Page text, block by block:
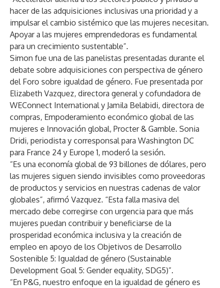
hacer de las adquisiciones inclusivas una prioridad y a
impulsar el cambio sistémico que las mujeres necesitan.
Apoyar a las mujeres emprendedoras es fundamental
para un crecimiento sustentable”.
Simon fue una de las panelistas presentadas durante el
debate sobre adquisiciones con perspectiva de género
del Foro sobre igualdad de género. Fue presentada por
Elizabeth Vazquez, directora general y cofundadora de
WEConnect International y Jamila Belabidi, directora de
compras, Empoderamiento económico global de las
mujeres e Innovación global, Procter & Gamble. Sonia
Dridi, periodista y corresponsal para Washington DC
para France 24 y Europe 1, moderó la sesión.
“Es una economía global de 93 billones de dólares, pero
las mujeres siguen siendo invisibles como proveedoras
de productos y servicios en nuestras cadenas de valor
globales”, afirmó Vazquez. “Esta falla masiva del
mercado debe corregirse con urgencia para que más
mujeres puedan contribuir y beneficiarse de la
prosperidad económica inclusiva y la creación de
empleo en apoyo de los Objetivos de Desarrollo
Sostenible 5: Igualdad de género (Sustainable
Development Goal 5: Gender equality, SDG5)”.
“En P&G, nuestro enfoque en la igualdad de género es